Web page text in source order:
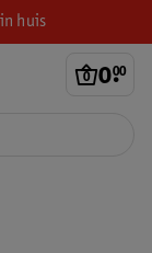
huis
0.
00